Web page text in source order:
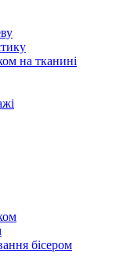
на тканині
бісером